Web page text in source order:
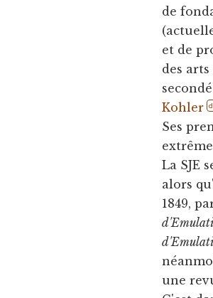
de
et de
des arts
Kohler
Ses
La SJE
alors
1849,
une